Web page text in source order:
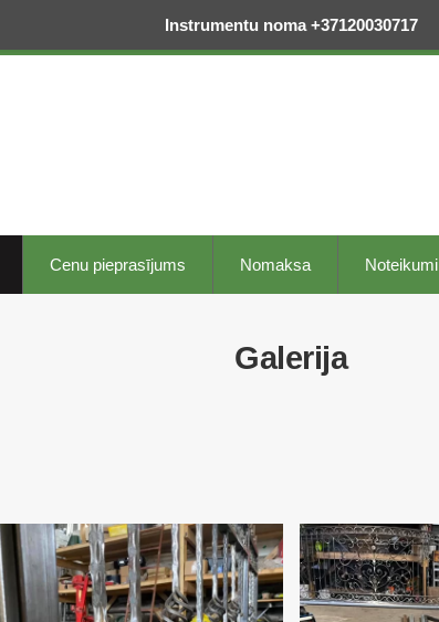
Instrumentu noma +37120030717
Cenu pieprasījums Nomaksa Noteikumi
Galerija